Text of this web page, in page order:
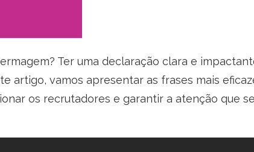
Ter uma declaração clara e
artigo, vamos apresentar as frases mais
os recrutadores e garantir a atenção que